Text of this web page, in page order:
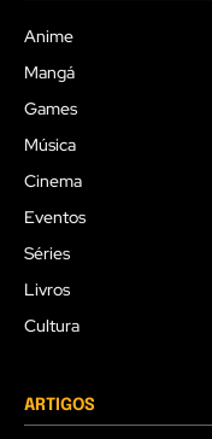
Anime
Mangá
Games
Música
Cinema
Eventos
Séries
Livros
Cultura
ARTIGOS